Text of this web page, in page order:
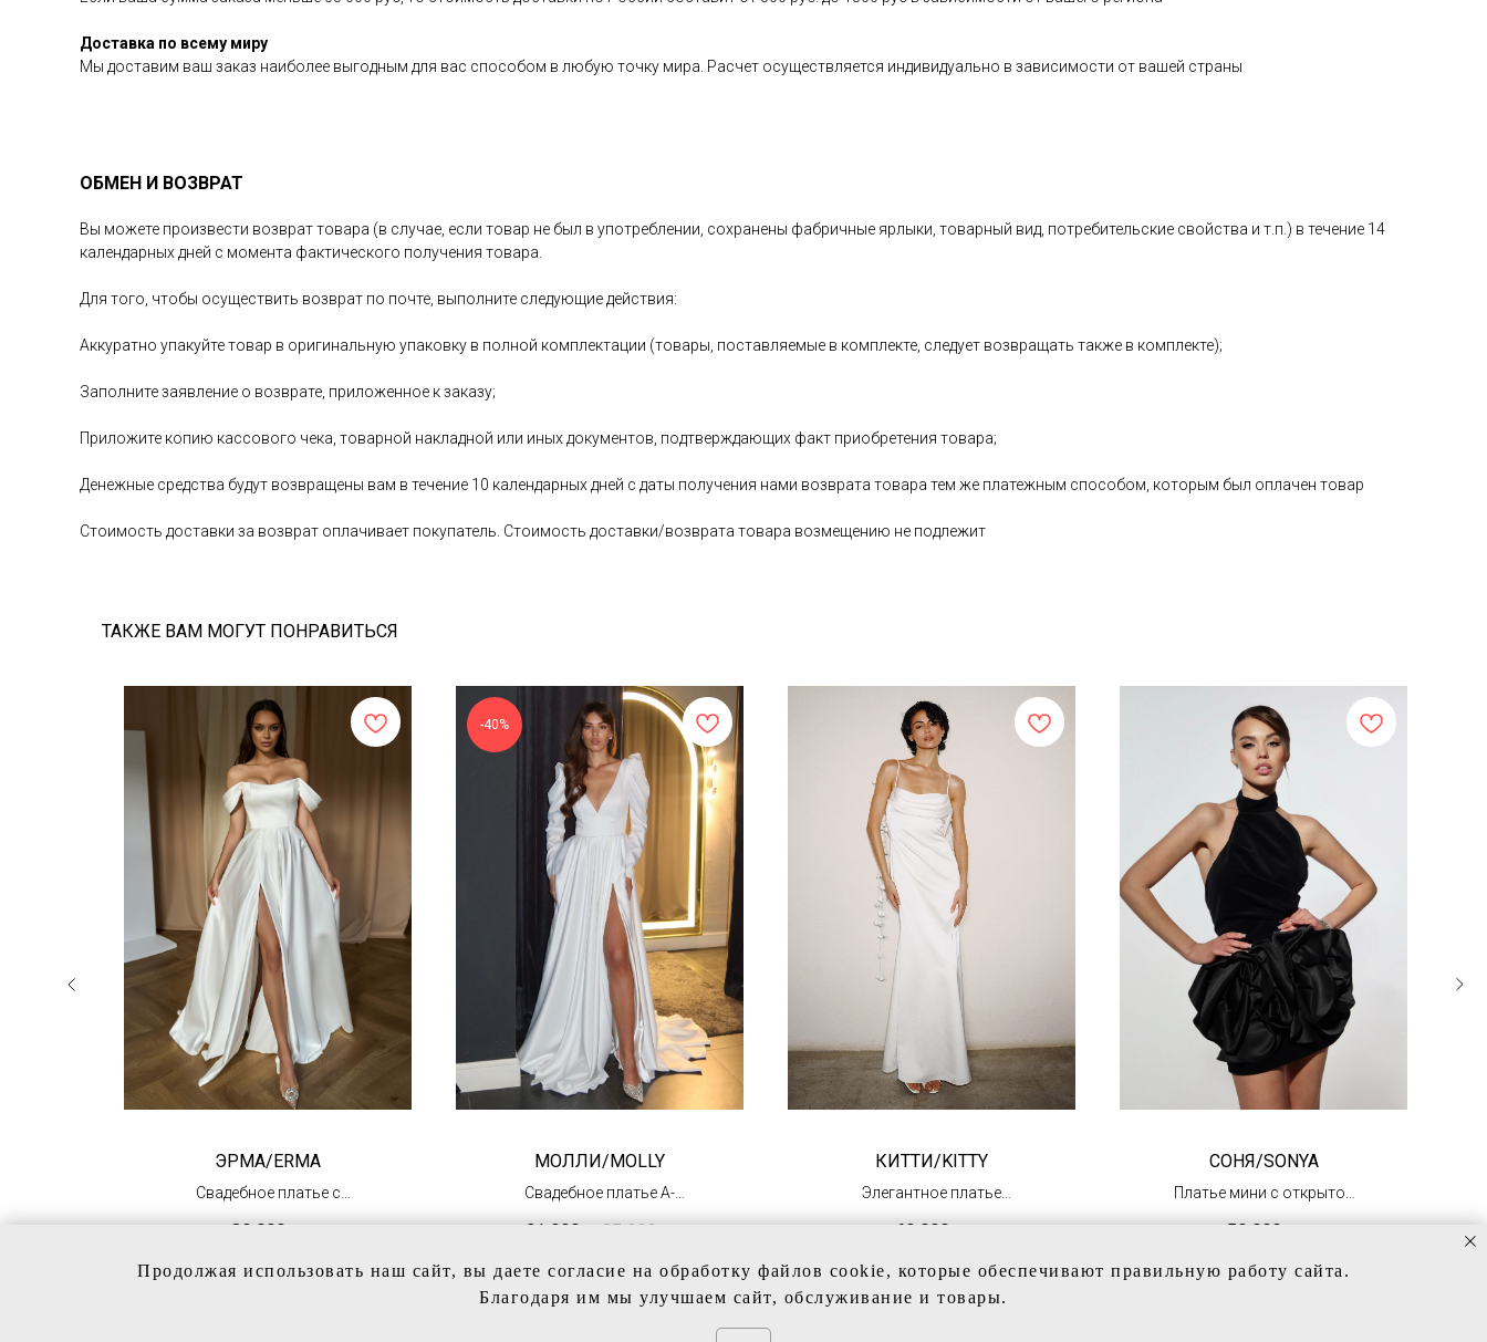
Доставка по всему миру
Мы доставим ваш заказ наиболее выгодным для вас способом в любую точку мира. Расчет осуществляется индивидуально в зависимости от вашей страны
ОБМЕН И ВОЗВРАТ
Вы можете произвести возврат товара (в случае, если товар не был в употреблении, сохранены фабричные ярлыки, товарный вид, потребительские свойства и т.п.) в течение 14
календарных дней с момента фактического получения товара.
Для того, чтобы осуществить возврат по почте, выполните следующие действия:
Аккуратно упакуйте товар в оригинальную упаковку в полной комплектации (товары, поставляемые в комплекте, следует возвращать также в комплекте);
Заполните заявление о возврате, приложенное к заказу;
Приложите копию кассового чека, товарной накладной или иных документов, подтверждающих факт приобретения товара;
Денежные средства будут возвращены вам в течение 10 календарных дней с даты получения нами возврата товара тем же платежным способом, которым был оплачен товар
Стоимость доставки за возврат оплачивает покупатель. Стоимость доставки/возврата товара возмещению не подлежит
ТАКЖЕ ВАМ МОГУТ ПОНРАВИТЬСЯ
ЭРМА/ERMA
Свадебное платье с
39 000
-40%
МОЛЛИ/MOLLY
Свадебное платье А-
21 000 35 000
КИТТИ/KITTY
Элегантное платье
69 000
СОНЯ/SONYA
Платье мини с открытой
50 000
Продолжая использовать наш сайт, вы даете согласие на обработку файлов cookie, которые обеспечивают правильную работу сайта.
Благодаря им мы улучшаем сайт, обслуживание и товары.